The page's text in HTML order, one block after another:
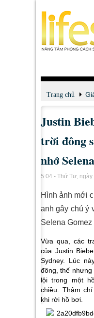
Trang chủ
Xem - Nghe -
Justin
trời đông
nhớ Selena
5:04 - Thứ Tư,
Hình ảnh mới
anh gây chú ý
Selena
Vừa qua, các
của Justin
Sydney. Lúc
đông, thế
lội trong một
chiều. Thậm
khi rời hồ bơi.